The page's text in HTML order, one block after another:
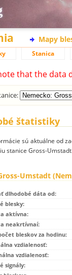
Mapy
Stanica
that the data
štatistiky
sú aktuálne od
stanice Gross-
Umstadt
dlhodobé dáta od:
blesky:
aktívna:
neakrtívnaí:
bleskov za hodinu:
vzdialenosť:
vzdialenosť:
signály: